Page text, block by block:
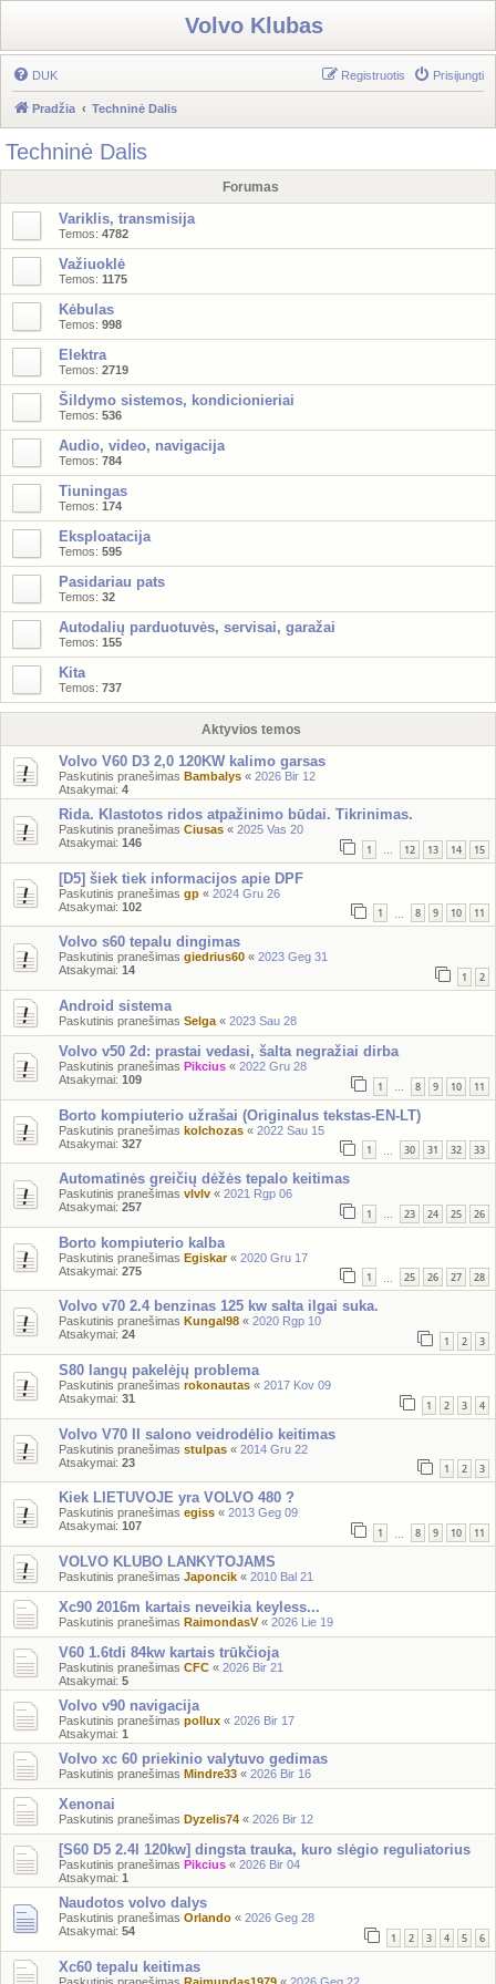
Volvo Klubas
DUK Prisijungti
Registruotis
Pradžia Techninė Dalis
Techninė Dalis
Forumas
Variklis, transmisija
Temos: 4782
Važiuoklė
Temos: 1175
Kėbulas
Temos: 998
Elektra
Temos: 2719
Šildymo sistemos, kondicionieriai
Temos: 536
Audio, video, navigacija
Temos: 784
Tiuningas
Temos: 174
Eksploatacija
Temos: 595
Pasidariau pats
Temos: 32
Autodalių parduotuvės, servisai, garažai
Temos: 155
Kita
Temos: 737
Aktyvios temos
Volvo V60 D3 2,0 120KW kalimo garsas
Paskutinis pranešimas Bambalys « 2026 Bir 12
Atsakymai: 4
Rida. Klastotos ridos atpažinimo būdai. Tikrinimas.
Paskutinis pranešimas Ciusas « 2025 Vas 20
Atsakymai: 146 1 … 12 13 14 15
[D5] šiek tiek informacijos apie DPF
Paskutinis pranešimas gp « 2024 Gru 26
Atsakymai: 102 1 8 9 10 11
Volvo s60 tepalu dingimas
Paskutinis pranešimas giedrius60 « 2023 Geg 31
Atsakymai: 14 1 2
Android sistema
Paskutinis pranešimas Selga « 2023 Sau 28
Volvo v50 2d: prastai vedasi, šalta negražiai dirba
Paskutinis pranešimas Pikcius « 2022 Gru 28
Atsakymai: 109 1 … 8 9 10 11
Borto kompiuterio užrašai (Originalus tekstas-EN-LT)
Paskutinis pranešimas kolchozas « 2022 Sau 15
Atsakymai: 327 1 30 31 32 33
Automatinės greičių dėžės tepalo keitimas
Paskutinis pranešimas vlvlv « 2021 Rgp 06
Atsakymai: 257 1 … 23 24 25 26
Borto kompiuterio kalba
Paskutinis pranešimas Egiskar« 2020 Gru 17
Atsakymai: 275 1 25 26 27 28
Volvo v70 2.4 benzinas 125 kw salta ilgai suka.
Paskutinis pranešimas Kungal98 « 2020 Rgp 10
Atsakymai: 24 1 2 3
S80 langų pakelėjų problema
Paskutinis pranešimas rokonautas « 2017 Kov 09
Atsakymai: 31 1 2 3 4
Volvo V70 II salono veidrodėlio keitimas
Paskutinis pranešimas stulpas « 2014 Gru 22
Atsakymai: 23 1 2 3
Kiek LIETUVOJE yra VOLVO 480 ?
Paskutinis pranešimas egiss « 2013 Geg 09
Atsakymai: 107 1 8 9 10 11
VOLVO KLUBO LANKYTOJAMS
Paskutinis pranešimas Japoncik « 2010 Bal 21
Xc90 2016m kartais neveikia keyless...
Paskutinis pranešimas RaimondasV« 2026 Lie 19
V60 1.6tdi 84kw kartais trūkčioja
Paskutinis pranešimas CFC « 2026 Bir 21
Atsakymai: 5
Volvo v90 navigacija
Paskutinis pranešimas pollux « 2026 Bir 17
Atsakymai: 1
Volvo xc 60 priekinio valytuvo gedimas
Paskutinis pranešimas Mindre33 « 2026 Bir 16
Xenonai
Paskutinis pranešimas Dyzelis74 « 2026 Bir 12
[S60 D5 2.4l 120kw] dingsta trauka, kuro slėgio reguliatorius
Paskutinis pranešimas Pikcius « 2026 Bir 04
Atsakymai: 1
Naudotos volvo dalys
Paskutinis pranešimas Orlando « 2026 Geg 28
Atsakymai: 54 1 2 3 4 5 6
Xc60 tepalu keitimas